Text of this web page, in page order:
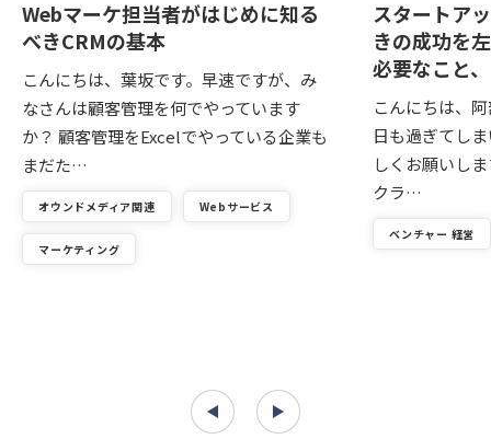
Webマーケ担当者がはじめに知る
べきCRMの基本
こんにちは、葉坂です。早速ですが、み
なさんは顧客管理を何でやっています
か？ 顧客管理をExcelでやっている企業も
まだた…
オウンドメディア関連 Webサービス
マーケティング
スタートア
きの成功を
必要なこと
こんにちは、
日も過ぎてし
しくお願いし
クラ…
ベンチャー 経営